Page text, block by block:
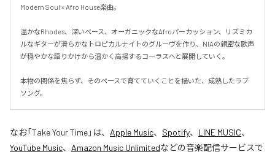
Modern Soul × Afro House楽曲。
温かなRhodes、深いベース、オーガニックなAfroパーカッション、リズミカ
ルなギターが滑らかなトロピカルナイトのグルーヴを作り、NIAの親密な歌声
が穏やかな語りかけから温かく高揚するコーラスへと展開していく。
本物の関係を焦らず、そのペースで育てていくことを描いた、成熟したラブ
ソング。
なお「Take Your Time」は、 Apple Music、 Spotify、 LINE MUSIC、
YouTube Music、 Amazon Music Unlimitedなどの音楽配信サービスで